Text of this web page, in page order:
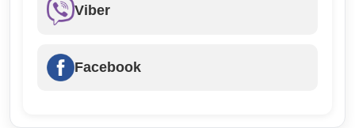
Viber
Facebook